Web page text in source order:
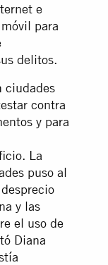
e
para
delitos.
ciudades
contra
y para
La
puso al
y las
el uso de
Diana